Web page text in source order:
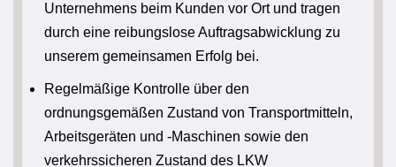
Unternehmens beim Kunden vor Ort und tragen
durch eine reibungslose Auftragsabwicklung zu
unserem gemeinsamen Erfolg bei.
Regelmäßige Kontrolle über den
ordnungsgemäßen Zustand von Transportmitteln,
Arbeitsgeräten und -Maschinen sowie den
verkehrssicheren Zustand des LKW